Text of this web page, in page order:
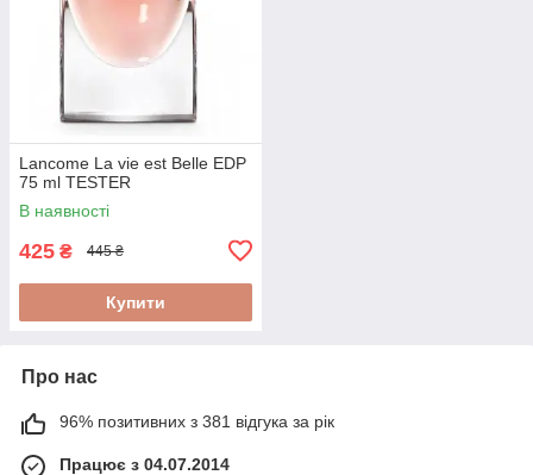
Lancome La vie est Belle EDP
75 ml TESTER
В наявності
425 ₴ 445 ₴
Купити
Про нас
96% позитивних з 381 відгука за рік
Працює з 04.07.2014